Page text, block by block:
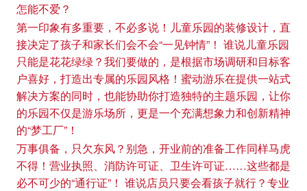
怎能不爱？
第一印象有多重要，不必多说！儿童乐园的装修设计，直
接决定了孩子和家长们会不会“一见钟情”！ 谁说儿童乐园
只能是花花绿绿？我们要做的，是根据市场调研和目标客
户喜好，打造出专属的乐园风格！蜜动游乐在提供一站式
解决方案的同时，也能协助你打造独特的主题乐园，让你
的乐园不仅是游乐场所，更是一个充满想象力和创新精神
的“梦工厂”！
万事俱备，只欠东风？别急，开业前的准备工作同样马虎
不得！营业执照、消防许可证、卫生许可证……这些都是
必不可少的“通行证”！ 谁说店员只要会看孩子就行？专业